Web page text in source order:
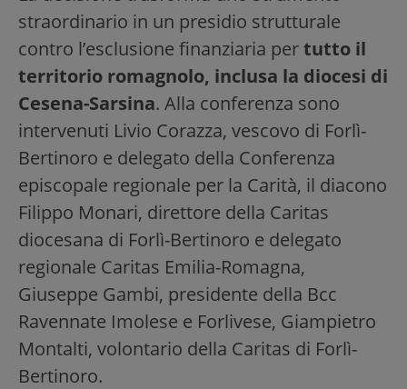
straordinario in un presidio strutturale
contro l’esclusione finanziaria pertutto il
territorio romagnolo, inclusa la diocesi di
Cesena-Sarsina. Alla conferenza sono
intervenuti Livio Corazza, vescovo di Forlì-
Bertinoro e delegato della Conferenza
episcopale regionale per la Carità, il diacono
Filippo Monari, direttore della Caritas
diocesana di Forlì-Bertinoro e delegato
regionale Caritas Emilia-Romagna,
Giuseppe Gambi, presidente della Bcc
Ravennate Imolese e Forlivese, Giampietro
Montalti, volontario della Caritas di Forlì-
Bertinoro.